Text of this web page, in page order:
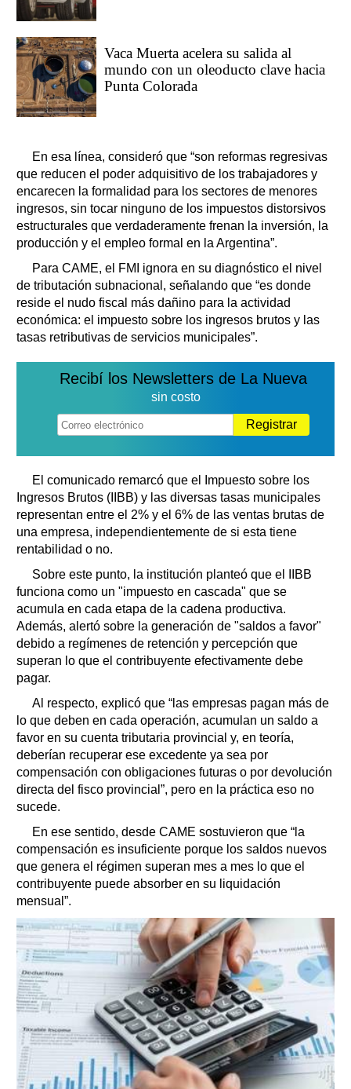
Vaca Muerta acelera su salida al
mundo con un oleoducto clave hacia
Punta Colorada
En esa línea, consideró que “son reformas regresivas
que reducen el poder adquisitivo de los trabajadores y
encarecen la formalidad para los sectores de menores
ingresos, sin tocar ninguno de los impuestos distorsivos
estructurales que verdaderamente frenan la inversión, la
producción y el empleo formal en la Argentina”.
Para CAME, el FMI ignora en su diagnóstico el nivel
de tributación subnacional, señalando que “es donde
reside el nudo fiscal más dañino para la actividad
económica: el impuesto sobre los ingresos brutos y las
tasas retributivas de servicios municipales”.
Recibí los Newsletters de La Nueva
sin costo
Registrar
El comunicado remarcó que el Impuesto sobre los
Ingresos Brutos (IIBB) y las diversas tasas municipales
representan entre el 2% y el 6% de las ventas brutas de
una empresa, independientemente de si esta tiene
rentabilidad o no.
Sobre este punto, la institución planteó que el IIBB
funciona como un "impuesto en cascada" que se
acumula en cada etapa de la cadena productiva.
Además, alertó sobre la generación de "saldos a favor"
debido a regímenes de retención y percepción que
superan lo que el contribuyente efectivamente debe
pagar.
Al respecto, explicó que “las empresas pagan más de
lo que deben en cada operación, acumulan un saldo a
favor en su cuenta tributaria provincial y, en teoría,
deberían recuperar ese excedente ya sea por
compensación con obligaciones futuras o por devolución
directa del fisco provincial”, pero en la práctica eso no
sucede.
En ese sentido, desde CAME sostuvieron que “la
compensación es insuficiente porque los saldos nuevos
que genera el régimen superan mes a mes lo que el
contribuyente puede absorber en su liquidación
mensual”.